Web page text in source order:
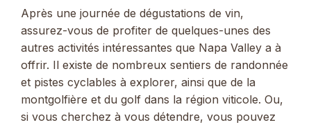
Après une journée de dégustations de vin,
assurez-vous de profiter de quelques-unes des
autres activités intéressantes que Napa Valley a à
offrir. Il existe de nombreux sentiers de randonnée
et pistes cyclables à explorer, ainsi que de la
montgolfière et du golf dans la région viticole. Ou,
si vous cherchez à vous détendre, vous pouvez